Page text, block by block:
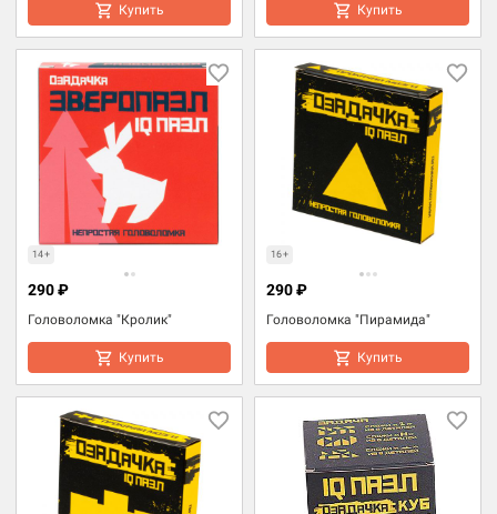
Купить Купить
14+
Головоломка "Кролик"
290 ₽
Купить
16+
Головоломка "Пирамида"
290 ₽
Купить